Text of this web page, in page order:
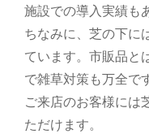
施設での導入実績も
ちなみに、芝の下に
ています。市販品と
で雑草対策も万全です
ご来店のお客様には
ただけます。